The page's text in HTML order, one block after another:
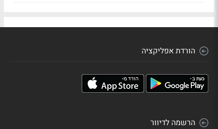
הורדת אפליקציה
הרשמה לדיוור